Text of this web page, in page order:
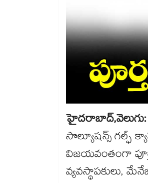
హైదరాబాద్,వెలుగు:
సొల్యూషన్స్ గల్ఫ్
విజయవంతంగా
వ్యవస్థాపకులు,